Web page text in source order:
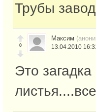
Трубы
0
Максим
13.04.2010 16:31
Это